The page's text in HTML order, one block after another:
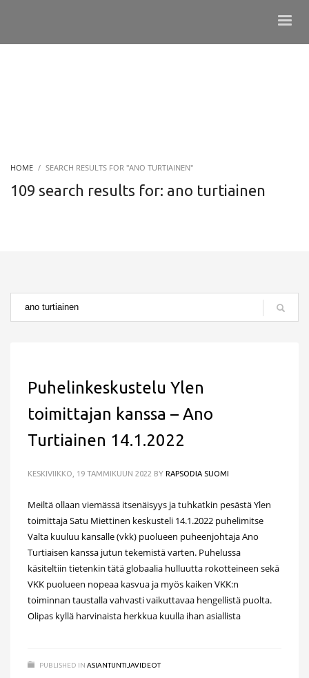
HOME SEARCH RESULTS FOR "ANO TURTIAINEN"
109 search results for: ano turtiainen
Puhelinkeskustelu Ylen
toimittajan kanssa – Ano
Turtiainen 14.1.2022
KESKIVIIKKO, 19 TAMMIKUUN 2022 BY RAPSODIA SUOMI
Meiltä ollaan viemässä itsenäisyys ja tuhkatkin pesästä Ylen
toimittaja Satu Miettinen keskusteli 14.1.2022 puhelimitse
Valta kuuluu kansalle (vkk) puolueen puheenjohtaja Ano
Turtiaisen kanssa jutun tekemistä varten. Puhelussa
käsiteltiin tietenkin tätä globaalia hulluutta rokotteineen sekä
VKK puolueen nopeaa kasvua ja myös kaiken VKK:n
toiminnan taustalla vahvasti vaikuttavaa hengellistä puolta.
Olipas kyllä harvinaista herkkua kuulla ihan asiallista
PUBLISHED IN ASIANTUNTIJAVIDEOT